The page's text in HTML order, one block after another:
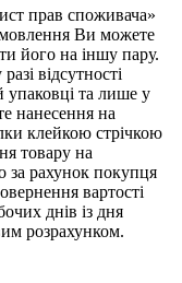
прав споживача»
Ви можете
його на іншу пару.
відсутності
упаковці та лише у
нанесення на
клейкою стрічкою
товару на
за рахунок покупця
вартості
днів із дня
розрахунком.